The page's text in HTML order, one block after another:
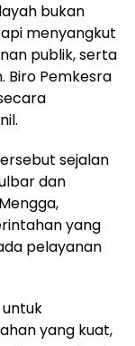
bukan
menyangkut
publik, serta
Biro Pemkesra
sejalan
dan
yang
pelayanan
untuk
yang kuat,